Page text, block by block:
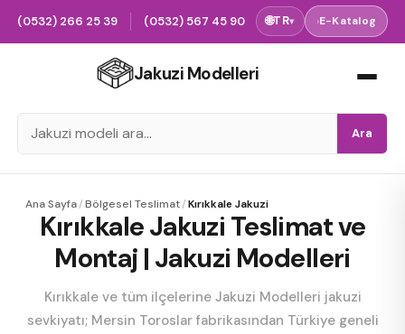
(0532) 266 25 39 (0532) 567 45 90 🌐TR▾ ›E-Katalog
Jakuzi Modelleri
Ara
Ana Sayfa/Bölgesel Teslimat/Kırıkkale Jakuzi
Kırıkkale Jakuzi Teslimat ve
Montaj | Jakuzi Modelleri
Kırıkkale ve tüm ilçelerine Jakuzi Modelleri jakuzi
sevkiyatı; Mersin Toroslar fabrikasından Türkiye geneli